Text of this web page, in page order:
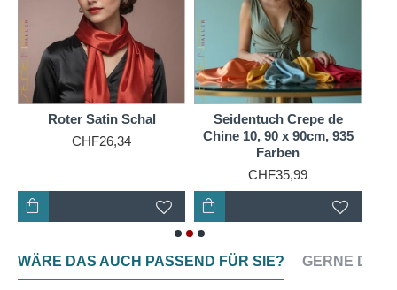
Roter Satin Schal
CHF26,34
Seidentuch Crepe de
Chine 10, 90 x 90cm, 935
Farben
CHF35,99
WÄRE DAS AUCH PASSEND FÜR SIE? GERNE